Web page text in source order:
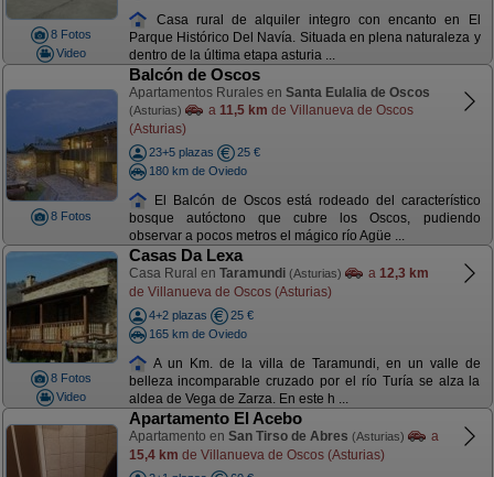
8 Fotos
Video
Casa rural de alquiler integro con encanto en El
Parque Histórico Del Navía. Situada en plena naturaleza y
dentro de la última etapa asturia ...
8 Fotos
Balcón de Oscos
Apartamentos Rurales en Santa Eulalia de Oscos
(Asturias) a 11,5 km de Villanueva de Oscos
(Asturias)
23+5 plazas
25 €
180 km de Oviedo
El Balcón de Oscos está rodeado del característico
bosque autóctono que cubre los Oscos, pudiendo
observar a pocos metros el mágico río Agüe ...
8 Fotos
Video
Casas Da Lexa
Casa Rural en Taramundi (Asturias) a 12,3 km
de Villanueva de Oscos (Asturias)
4+2 plazas
25 €
165 km de Oviedo
A un Km. de la villa de Taramundi, en un valle de
belleza incomparable cruzado por el río Turía se alza la
aldea de Vega de Zarza. En este h ...
Apartamento El Acebo
Apartamento en San Tirso de Abres (Asturias)
a
15,4 km de Villanueva de Oscos (Asturias)